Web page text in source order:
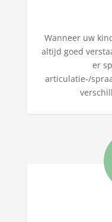
Wanneer uw
altijd goed
er
articulatie-/